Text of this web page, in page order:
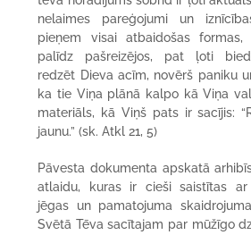
nelaimes pareģojumi un
pieņem visai atbaidošas
palīdz pašreizējos, pat ļoti
redzēt Dieva acīm, novērš paniku
ka tie Viņa plānā kalpo kā Viņa
materiāls, kā Viņš pats ir sacījis:
jaunu.” (sk. Atkl 21, 5)
Pāvesta dokumenta apskatā
atlaidu, kuras ir cieši saistītas ar
jēgas un pamatojuma
Svētā Tēva sacītajam par mūžīgo